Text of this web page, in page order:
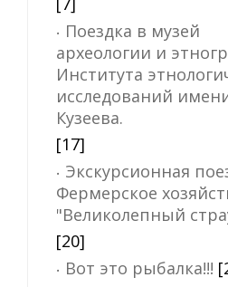
Поездка в музей
археологии и
Института
исследований
Кузеева.
[17]
Экскурсионная
Фермерское
"Великолепный
[20]
​​​​​​​Вот это рыбалка!!!